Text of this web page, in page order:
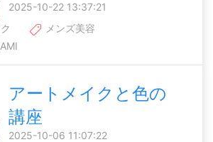
2025-10-22 13:37:21
メンズ美容
アートメイクと色の
講座
2025-10-06 11:07:22